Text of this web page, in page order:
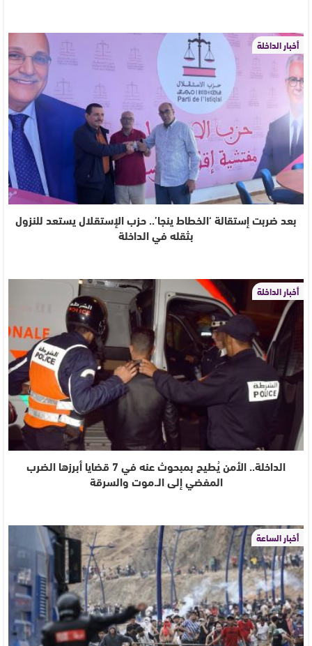
أخبار الداخلة
بعد ضربت إستقالة ‘الخطاط ينجا’.. حزب الإستقلال يستعد للنزول
بثقله في الداخلة
أخبار الداخلة
الداخلة.. الأمن يُطيح بمبحوث عنه في 7 قضايا أبرزها الضرب
المفضي إلى الـ.موت والسرقة
أخبار الساعة